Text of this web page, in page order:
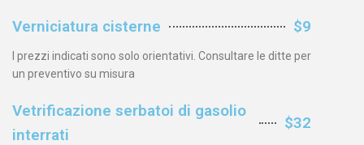
Verniciatura cisterne $9
I prezzi indicati sono solo orientativi. Consultare le ditte per
un preventivo su misura
Vetrificazione serbatoi di gasolio
interrati
$32